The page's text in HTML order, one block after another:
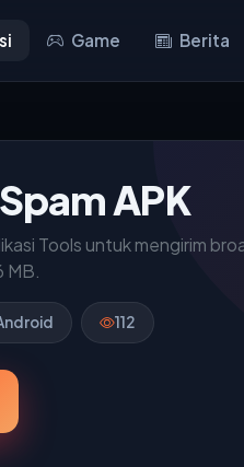
Game Berita
APK
Tools untuk mengirim
112